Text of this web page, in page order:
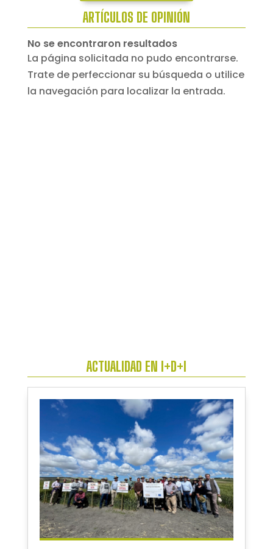
ARTÍCULOS DE OPINIÓN
No se encontraron resultados
La página solicitada no pudo encontrarse.
Trate de perfeccionar su búsqueda o utilice
la navegación para localizar la entrada.
ACTUALIDAD EN I+D+I